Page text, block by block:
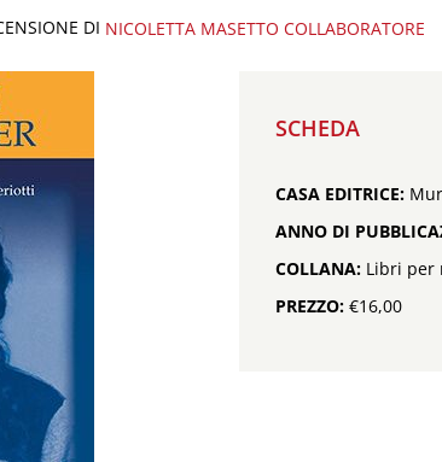
DI NICOLETTA MASETTO COLLABORATORE
SCHEDA
CASA EDITRICE:
ANNO DI
COLLANA: Libri per
PREZZO: €16,00